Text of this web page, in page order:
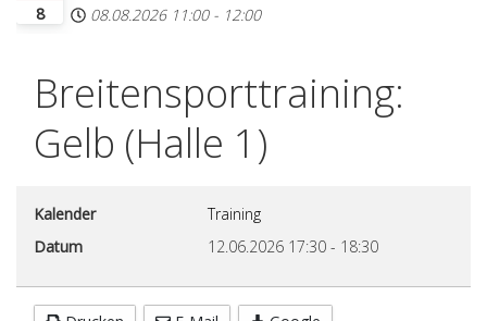
8
08.08.2026 11:00 - 12:00
Breitensporttraining:
Gelb (Halle 1)
Kalender
Training
Datum
12.06.2026 17:30 - 18:30